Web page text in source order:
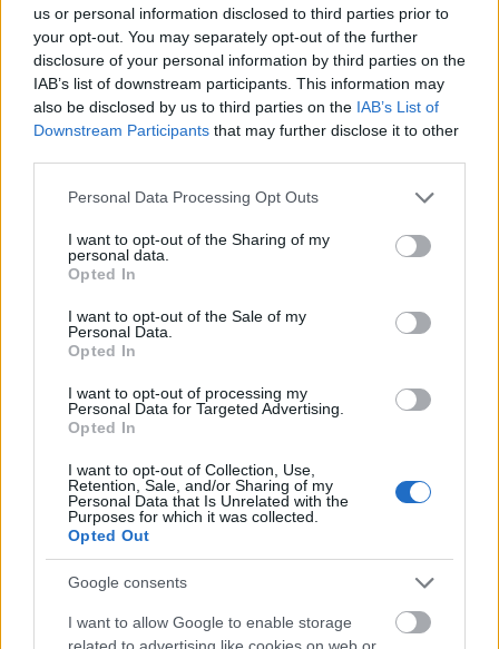
us or personal information disclosed to third parties prior to
your opt-out. You may separately opt-out of the further
disclosure of your personal information by third parties on the
IAB’s list of downstream participants. This information may
also be disclosed by us to third parties on the IAB’s List of
Downstream Participants that may further disclose it to other
Please note that this website/app uses one or more Google
not limited to your visit or usage behaviour. You may click to
grant or deny consent to Google and its third-party tags to
use your data for below specified purposes in below Google
consent section.
Personal Data Processing Opt Outs
I want to opt-out of the Sharing of my
personal data.
Opted In
I want to opt-out of the Sale of my
Personal Data.
Opted In
I want to opt-out of processing my
Personal Data for Targeted Advertising.
Opted In
I want to opt-out of Collection, Use,
Retention, Sale, and/or Sharing of my
Personal Data that Is Unrelated with the
Purposes for which it was collected.
Opted Out
Google consents
I want to allow Google to enable storage
related to advertising like cookies on web or